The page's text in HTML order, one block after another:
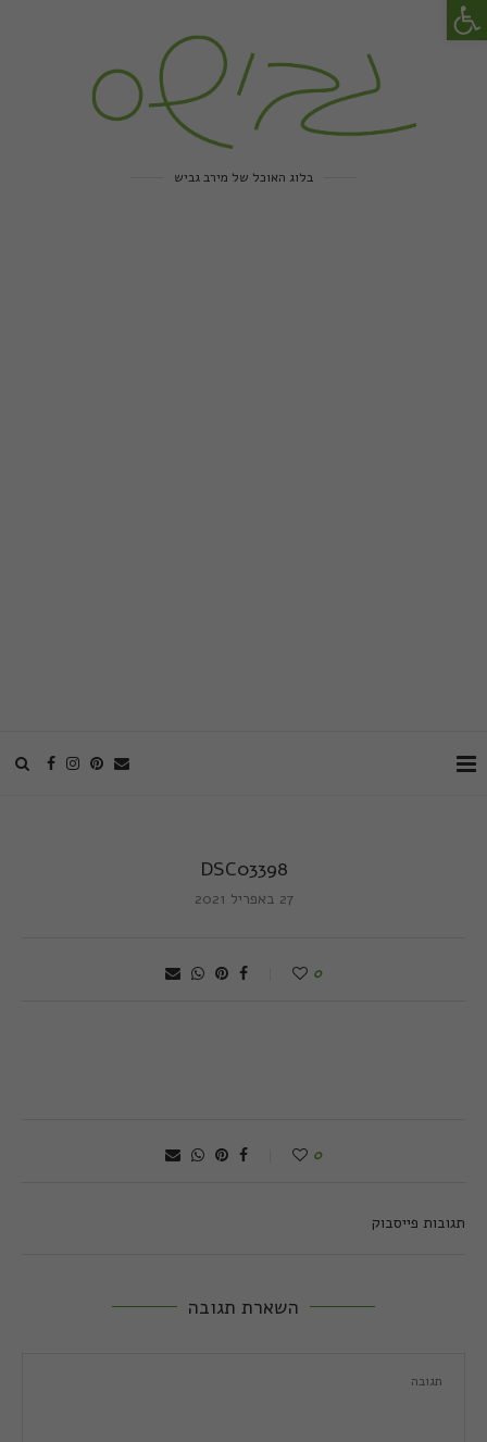
בלוג האוכל של מירב גביש
DSC03398
27 באפריל 2021
0
0
תגובות פייסבוק
השארת תגובה